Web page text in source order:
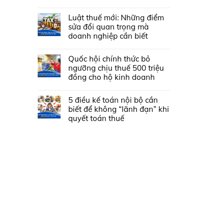
Luật thuế mới: Những điểm
sửa đổi quan trọng mà
doanh nghiệp cần biết
Quốc hội chính thức bỏ
ngưỡng chịu thuế 500 triệu
đồng cho hộ kinh doanh
5 điều kế toán nội bộ cần
biết để không “lãnh đạn” khi
quyết toán thuế